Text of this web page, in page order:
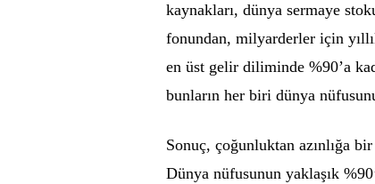
kaynakları, dünya sermaye
fonundan, milyarderler için
en üst gelir diliminde %90’a
bunların her biri dünya
Sonuç, çoğunluktan azınlığa
Dünya nüfusunun yaklaşık